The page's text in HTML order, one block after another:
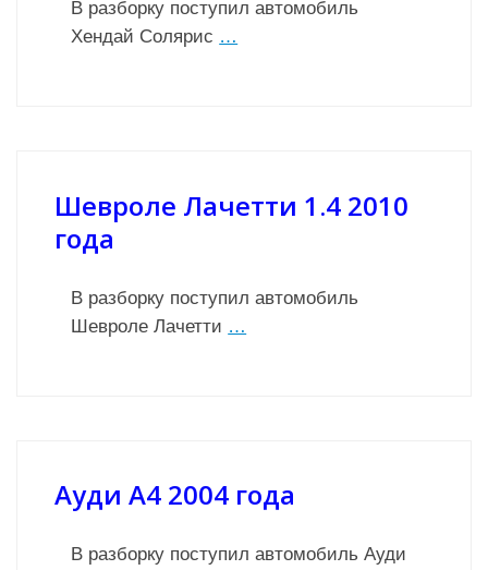
В разборку поступил автомобиль
Хендай Солярис …
Шевроле Лачетти 1.4 2010
года
В разборку поступил автомобиль
Шевроле Лачетти …
Ауди А4 2004 года
В разборку поступил автомобиль Ауди